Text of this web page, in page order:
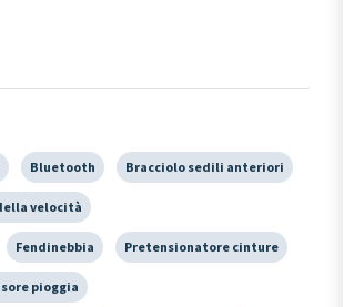
Bluetooth Bracciolo sedili anteriori
velocità
Fendinebbia Pretensionatore cinture
pioggia